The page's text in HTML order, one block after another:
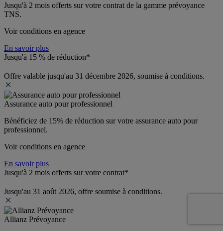
Jusqu'à 2 mois offerts sur votre contrat de la gamme prévoyance
TNS.
Voir conditions en agence
En savoir plus
Jusqu'à 15 % de réduction*
Offre valable jusqu'au 31 décembre 2026, soumise à conditions.
Assurance auto pour professionnel
Bénéficiez de 15% de réduction sur votre assurance auto pour
professionnel.
Voir conditions en agence
En savoir plus
Jusqu'à 2 mois offerts sur votre contrat*
Jusqu'au 31 août 2026, offre soumise à conditions.
Allianz Prévoyance